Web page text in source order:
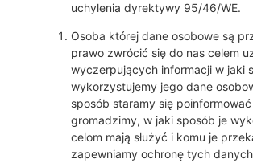
uchylenia dyrektywy 95/46/WE.
Osoba której dane osobowe są
prawo zwrócić się do nas celem
wyczerpujących informacji w jaki
wykorzystujemy jego dane
sposób staramy się
gromadzimy, w jaki sposób je
celom mają służyć i komu je
zapewniamy ochronę tych